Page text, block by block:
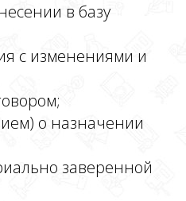
в базу
с изменениями и
о назначении
заверенной